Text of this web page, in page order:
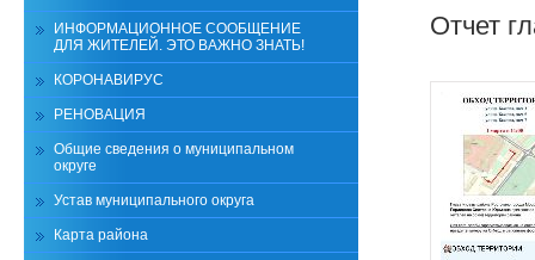
Отчет
ИНФОРМАЦИОННОЕ СООБЩЕНИЕ
ДЛЯ ЖИТЕЛЕЙ. ЭТО ВАЖНО ЗНАТЬ!
КОРОНАВИРУС
РЕНОВАЦИЯ
Общие сведения о муниципальном
округе
Устав муниципального округа
Карта района